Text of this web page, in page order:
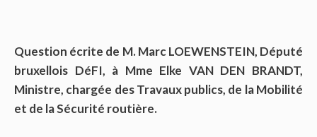
Question écrite de M. Marc LOEWENSTEIN, Député
bruxellois DéFI, à Mme Elke VAN DEN BRANDT,
Ministre, chargée des Travaux publics, de la Mobilité
et de la Sécurité routière.